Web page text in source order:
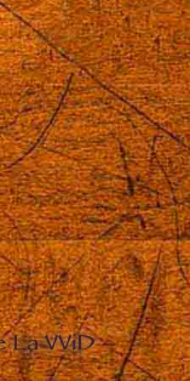
La VViD–